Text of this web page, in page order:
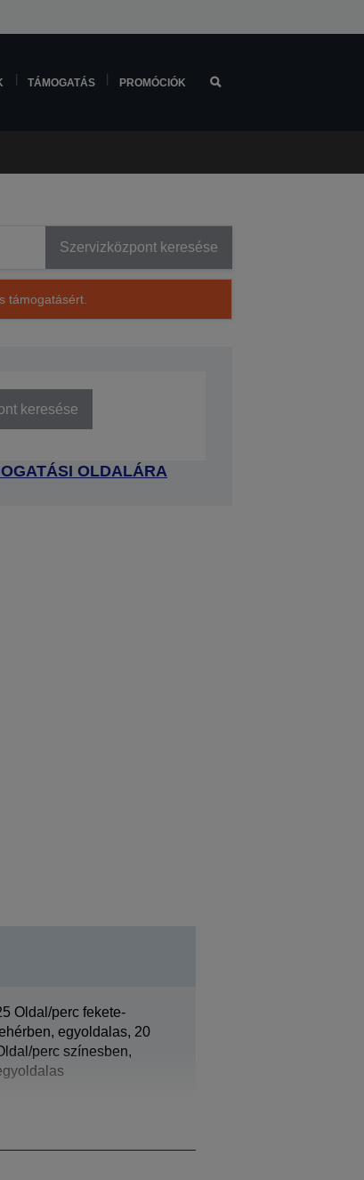
TÁMOGATÁS PROMÓCIÓK
Szervizközpont keresése
támogatásért.
keresése
OLDALÁRA
Oldal/perc fekete-
egyoldalas, 20
perc színesben,